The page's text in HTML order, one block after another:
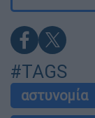
#TAGS
αστυνομία